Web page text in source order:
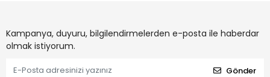
Kampanya, duyuru, bilgilendirmelerden e-posta ile haberdar
olmak istiyorum.
Gönder